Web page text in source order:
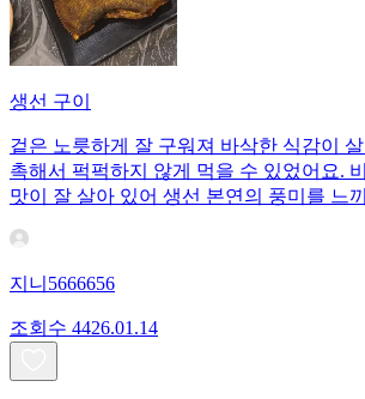
생선 구이
겉은 노릇하게 잘 구워져 바삭한 식감이
촉해서 퍽퍽하지 않게 먹을 수 있었어요.
맛이 잘 살아 있어 생선 본연의 풍미를 느
지니5666656
조회수 4426.01.14